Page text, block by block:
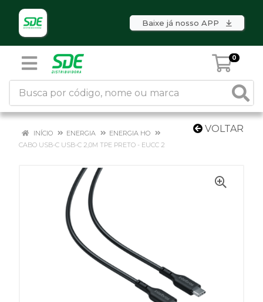
Baixe já nosso APP
0
VOLTAR
INÍCIO ENERGIA
ENERGIA HO
CABO USB-C USB-C 2,0M TPE PRETO - EUCC 2